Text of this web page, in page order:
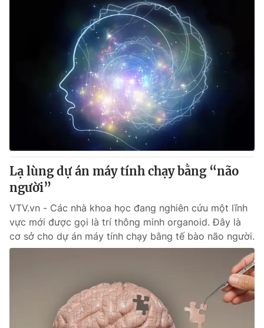
Theo dõi báo trên
Cơ quan chủ quản:Đài Truyền hình Việt Nam
Cơ quan báo chí:Thời báo VTV
Giấy phép hoạt động báo in và báo điện tử số 483/GP-BTTTT
cấp ngày 29/12/2023
Tổng Biên tập:Vũ Thanh Thủy
Phó Tổng Biên tập:Nguyễn Thị Mỹ Hạnh, Phạm Quốc Thắng,
Nguyễn Trọng Ninh
Tổng đài VTV:
024.38 355 931 - 024.38 355 932
Ðiện thoại Thời báo VTV:024.66 897 897
Email: toasoan@vtv.vn
Liên hệ quảng cáo:024-7300.7108
Lạ lùng dự án máy tính chạy bằng “não
người”
VTV.vn - Các nhà khoa học đang nghiên cứu một lĩnh
vực mới được gọi là trí thông minh organoid. Đây là
cơ sở cho dự án máy tính chạy bằng tế bào não người.